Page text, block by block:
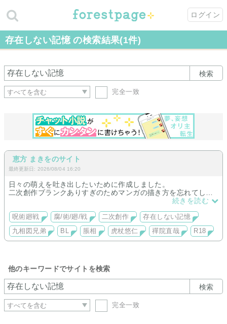
ログイン
存在しない記憶 の検索結果(1件)
検索
完全一致
恵方 まきをのサイト
最終更新日: 2026/08/04 16:20
日々の萌えを吐き出したいために作成しました。
二次創作ブランクありすぎのためマンガの描き方を忘れてしま
ったので、リハビリがてらイラスト描いたり、話作ったりして
文字でネタを書いて、ネームに起こしてマンガを描く…つもり
ですが、全然追いつかないのでネタ作成段階の雑なSSで吐き出
してます。
続きを読む
呪術廻戦 腐/術/廻/戦 二次創作
存在しない記憶
九相図兄弟
BL 脹相 虎杖悠仁 禪院直哉 R18
他のキーワードでサイトを検索
検索
完全一致